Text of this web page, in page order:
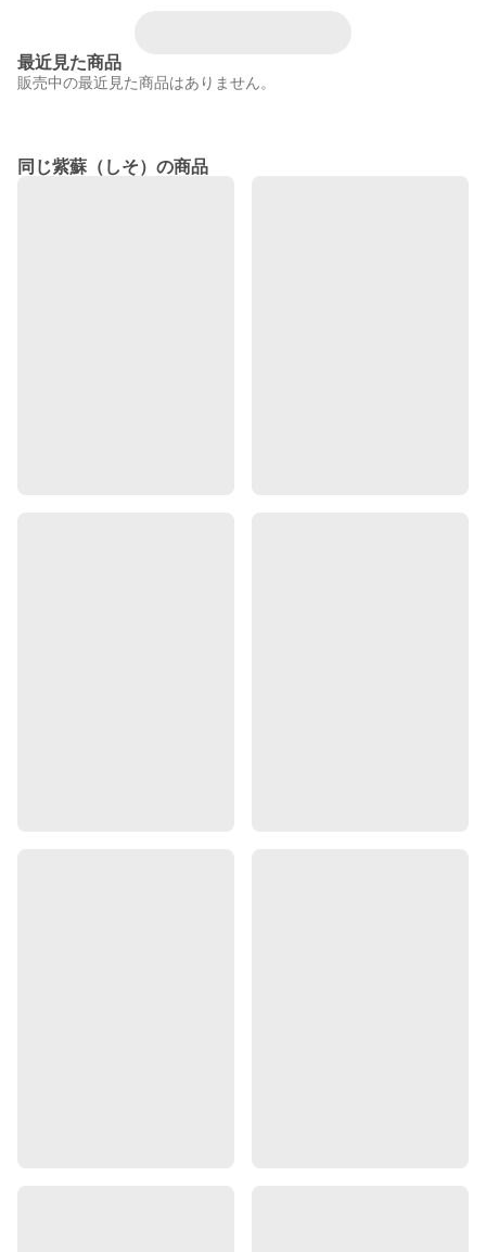
最近見た商品
販売中の最近見た商品はありません。
同じ紫蘇（しそ）の商品